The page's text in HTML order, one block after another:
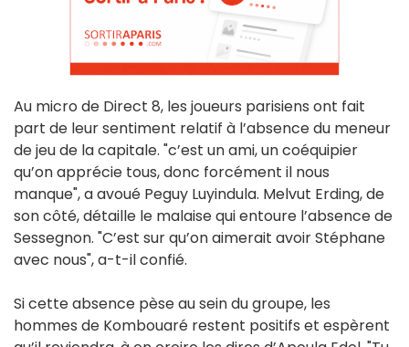
Au micro de Direct 8, les joueurs parisiens ont fait
part de leur sentiment relatif à l’absence du meneur
de jeu de la capitale. "c’est un ami, un coéquipier
qu’on apprécie tous, donc forcément il nous
manque", a avoué Peguy Luyindula. Melvut Erding, de
son côté, détaille le malaise qui entoure l’absence de
Sessegnon. "C’est sur qu’on aimerait avoir Stéphane
avec nous", a-t-il confié.
Si cette absence pèse au sein du groupe, les
hommes de Kombouaré restent positifs et espèrent